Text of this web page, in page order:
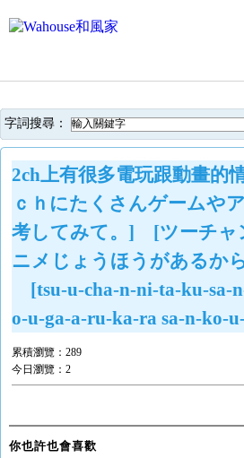
字詞搜尋：
2ch上有很多電玩跟動畫
ｃｈにたくさんゲームや
考してみて。] [ツーチャ
ニメじょうほうがあるか
[tsu-u-cha-n-ni-ta-ku-sa-
o-u-ga-a-ru-ka-ra sa-n-ko-
累積瀏覽： 289
今日瀏覽： 2
你也許也會喜歡